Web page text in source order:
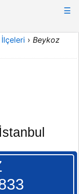
☰
› Beykoz